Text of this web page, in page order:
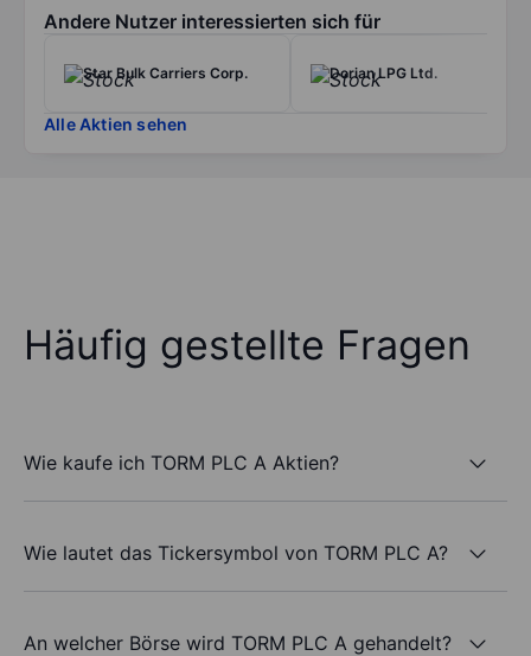
Andere Nutzer interessierten sich für
Star Bulk Carriers Corp. Dorian LPG Ltd.
Alle Aktien sehen
Häufig gestellte Fragen
Wie kaufe ich TORM PLC A Aktien?
Wie lautet das Tickersymbol von TORM PLC A?
An welcher Börse wird TORM PLC A gehandelt?